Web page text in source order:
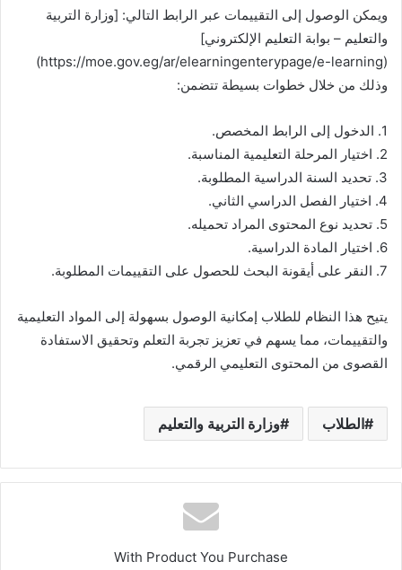
ويمكن الوصول إلى التقييمات عبر الرابط التالي: [وزارة التربية
والتعليم – بوابة التعليم الإلكتروني]
(https://moe.gov.eg/ar/elearningenterypage/e-learning)
وذلك من خلال خطوات بسيطة تتضمن:
1. الدخول إلى الرابط المخصص.
2. اختيار المرحلة التعليمية المناسبة.
3. تحديد السنة الدراسية المطلوبة.
4. اختيار الفصل الدراسي الثاني.
5. تحديد نوع المحتوى المراد تحميله.
6. اختيار المادة الدراسية.
7. النقر على أيقونة البحث للحصول على التقييمات المطلوبة.
يتيح هذا النظام للطلاب إمكانية الوصول بسهولة إلى المواد التعليمية
والتقييمات، مما يسهم في تعزيز تجربة التعلم وتحقيق الاستفادة
القصوى من المحتوى التعليمي الرقمي.
الطلاب وزارة التربية والتعليم
With Product You Purchase